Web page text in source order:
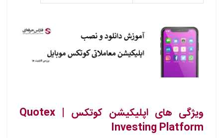
ویژگی های اپلیکیشن کوتکس | Quotex
Investing Platform